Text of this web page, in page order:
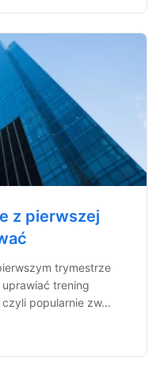
z pierwszej
trymestrze
trening
popularnie zw...